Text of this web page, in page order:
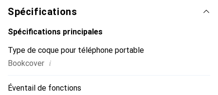
exigeant.
Spécifications
Spécifications principales
Type de coque pour téléphone portable
Bookcover i
Éventail de fonctions